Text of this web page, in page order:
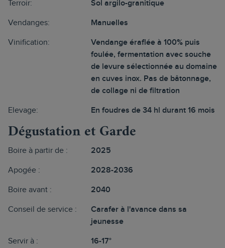
Terroir: Sol argilo-granitique
Vendanges: Manuelles
Vinification:
Vendange éraflée à 100% puis
foulée, fermentation avec souche
de levure sélectionnée au domaine
en cuves inox. Pas de bâtonnage,
de collage ni de filtration
Elevage: En foudres de 34 hl durant 16 mois
Dégustation et Garde
Boire à partir de : 2025
Apogée : 2028-2036
Boire avant : 2040
Conseil de service :
Carafer à l'avance dans sa
jeunesse
Servir à : 16-17°